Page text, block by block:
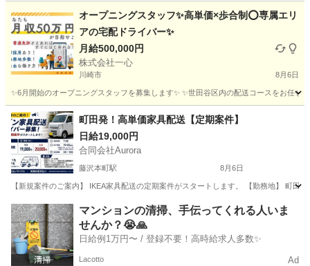
オープニングスタッフ✨高単価×歩合制⭕️専属エリ
アの宅配ドライバー✨
月給500,000円
株式会社一心
川崎市 8月6日
✨6月開始のオープニングスタッフを募集します✨ ✨世田谷区内の配送コースをお任
神奈川 川崎市 ドライバー 東京 世田谷区 ドライバー
オープニング
町田発！高単価家具配送【定期案件】
日給19,000円
合同会社Aurora
藤沢本町駅 8月6日
【新規案件のご案内】 IKEA家具配送の定期案件がスタートします。 【勤務地】 町
神奈川 藤沢市 藤沢本町駅 ドライバー スポット
マンションの清掃、手伝ってくれる人いま
せんか？😭🙏
日給例1万円〜 / 登録不要！高時給求人多数✨
Lacotto Ad